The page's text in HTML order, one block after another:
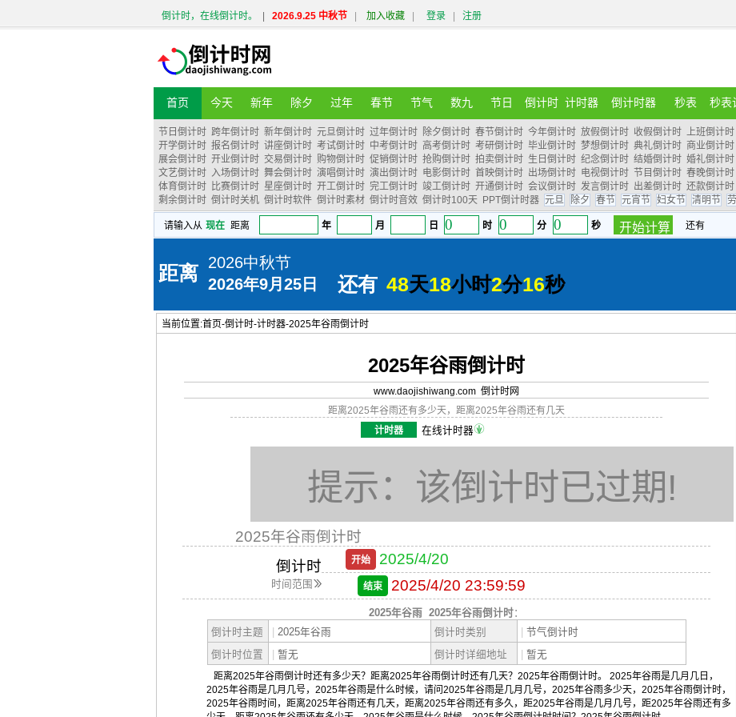
倒计时，在线倒计时。 2026.9.25 中秋节 加入收藏 登录 注册
首页 今天 新年 除夕 过年 春节 节气 数九 节日 倒计时 计时器 倒计时器 秒表 秒表
节日倒计时 跨年倒计时 新年倒计时 元旦倒计时 过年倒计时 除夕倒计时 春节倒计时 今年倒计时 放假倒计时 收假倒计时 上班倒计时
开学倒计时 报名倒计时 讲座倒计时 考试倒计时 中考倒计时 高考倒计时 考研倒计时 毕业倒计时 梦想倒计时 典礼倒计时 商业倒计时
展会倒计时 开业倒计时 交易倒计时 购物倒计时 促销倒计时 抢购倒计时 拍卖倒计时 生日倒计时 纪念倒计时 结婚倒计时 婚礼倒计时
文艺倒计时 入场倒计时 舞会倒计时 演唱倒计时 演出倒计时 电影倒计时 首映倒计时 出场倒计时 电视倒计时 节目倒计时 春晚倒计时
体育倒计时 比赛倒计时 星座倒计时 开工倒计时 完工倒计时 竣工倒计时 开通倒计时 会议倒计时 发言倒计时 出差倒计时 还款倒计时
剩余倒计时 倒计时关机 倒计时软件 倒计时素材 倒计时音效 倒计时100天 PPT倒计时器 元旦 除夕 春节 元宵节 妇女节 清明节
当前位置:首页-倒计时-计时器-2025年谷雨倒计时
2025年谷雨倒计时
www.daojishiwang.com 倒计时网
距离2025年谷雨还有多少天，距离2025年谷雨还有几天
计时器
在线计时器
提示：该倒计时已过期!
2025年谷雨倒计时
倒计时
时间范围
开始 2025/4/20
结束 2025/4/20 23:59:59
2025年谷雨 2025年谷雨倒计时：
倒计时主题
2025年谷雨 倒计时类别
节气倒计时
倒计时位置
暂无 倒计时详细地址
暂无
距离2025年谷雨倒计时还有多少天？距离2025年谷雨倒计时还有几天？2025年谷雨倒计时。 2025年谷雨是几月几日，
2025年谷雨是几月几号，2025年谷雨是什么时候，请问2025年谷雨是几月几号，2025年谷雨多少天，2025年谷雨倒计时，
2025年谷雨时间，距离2025年谷雨还有几天，距离2025年谷雨还有多久，距2025年谷雨是几月几号，距2025年谷雨还有多